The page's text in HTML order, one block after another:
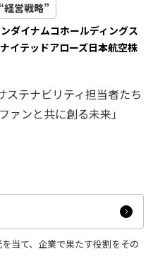
経営戦略”
ダイナムコホールディングス
イテッドアローズ日本航空株
ステナビリティ担当者たち
ァンと共に創る未来」
当て、企業で果たす役割をその